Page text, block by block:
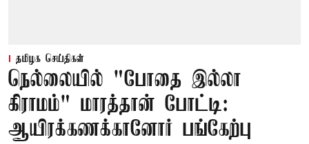
தமிழக செய்திகள்
நெல்லையில் "போதை இல்லா
கிராமம்" மாரத்தான் போட்டி:
ஆயிரக்கணக்கானோர் பங்கேற்பு